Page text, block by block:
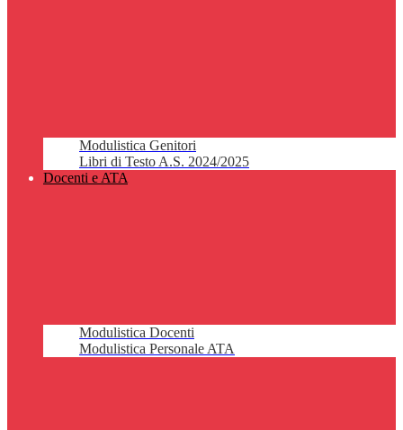
Modulistica Genitori
Libri di Testo A.S. 2024/2025
Docenti e ATA
Modulistica Docenti
Modulistica Personale ATA